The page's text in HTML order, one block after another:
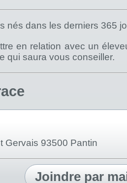
nés dans les derniers 365
en relation avec un
qui saura vous conseiller.
Gervais 93500 Pantin
Joindre par